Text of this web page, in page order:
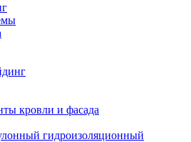
кровли и фасада
гидроизоляционный